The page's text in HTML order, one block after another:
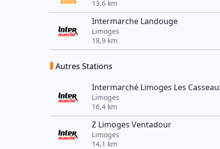
13,6 km
Intermarche Landouge
Limoges
18,9 km
Autres Stations
Intermarché Limoges Les
Limoges
16,4 km
Z Limoges Ventadour
Limoges
14,1 km